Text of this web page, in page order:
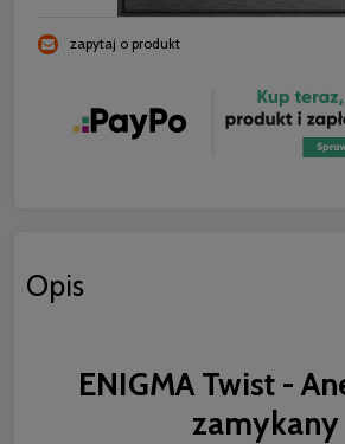
zapytaj o produkt
Opis
ENIGMA Twist -
zamykany